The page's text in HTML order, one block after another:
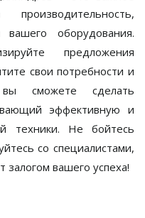
оборудования.
предложения
свои потребности и
сможете сделать
эффективную и
техники. Не бойтесь
со специалистами,
вашего успеха!